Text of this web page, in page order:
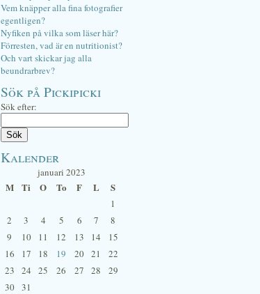
Vem knäpper alla fina fotografier
egentligen?
Nyfiken på vilka som läser här?
Förresten, vad är en nutritionist?
Och vart skickar jag alla
beundrarbrev?
Sök på Pickipicki
Sök efter:
Kalender
januari 2023
M Ti O To F L S
1
2
3 4 5 6 7
8
9
10 11 12 13 14
15
16
17 18 19 20 21
22
23
24 25 26 27 28
29
30 31